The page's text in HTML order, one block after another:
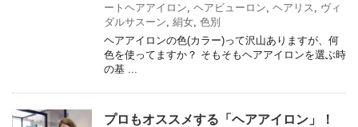
ートヘアアイロン ヘアビューロン ヘアリス
ヴィ
ダルサスーン 絹女 色別
ヘアアイロンの色(カラー)って沢山ありますが、何
色を使ってますか？ そもそもヘアアイロンを選ぶ時
の基 ...
プロもオススメする「ヘアアイロン」！